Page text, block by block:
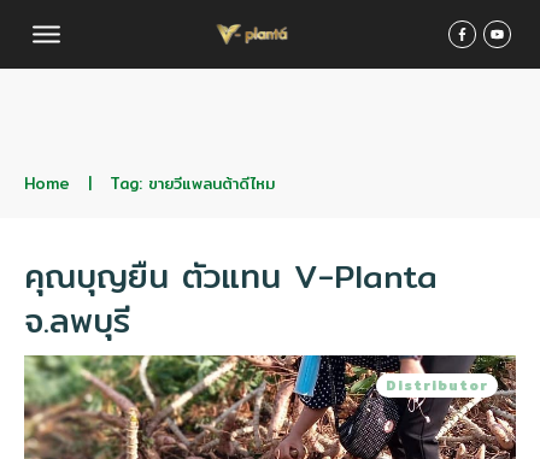
Home | Tag: ขายวีแพลนต้าดีไหม
คุณบุญยืน ตัวแทน V-Planta
จ.ลพบุรี
Distributor